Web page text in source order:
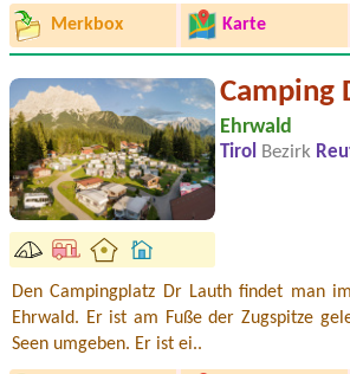
Merkbox Karte
Camping
Ehrwald
Tirol Bezirk
Den Campingplatz Dr Lauth findet man
Ehrwald. Er ist am Fuße der Zugspitze
Seen umgeben. Er ist ei..